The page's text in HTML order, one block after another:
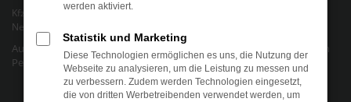
Kfz-Werkstatt für gängige Marken und Modelle | Verkauf von EU-
Neuwagen und jungen Gebrauchtwagen.
Autohaus Chris Friedel - Ihr Autohaus für alle Marken und Modelle in
Pegau Raum Halle-Leipzig an der Bundesstraße 2 in Sachsen
Datenschutz
werden aktiviert.
Statistik und Marketing
Diese Technologien ermöglichen es uns, die Nutzung der
Webseite zu analysieren, um die Leistung zu messen und
zu verbessern. Zudem werden Technologien eingesetzt,
die von dritten Werbetreibenden verwendet werden, um